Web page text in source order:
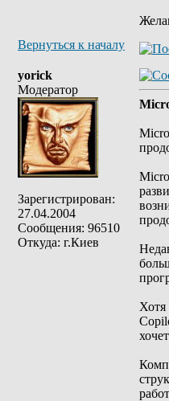
Вернуться к началу
yorick
Модератор
Зарегистрирован:
27.04.2004
Сообщения: 96510
Откуда: г.Киев